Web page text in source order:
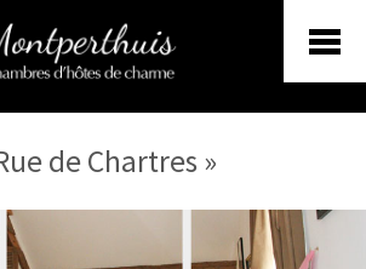
de Chartres »
ACCUEIL
MAISON D’HÔTES